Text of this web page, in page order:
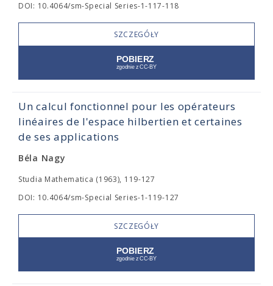
DOI: 10.4064/sm-Special Series-1-117-118
SZCZEGÓŁY
Un calcul fonctionnel pour les opérateurs
linéaires de l'espace hilbertien et certaines
de ses applications
Béla Nagy
Studia Mathematica (1963), 119-127
DOI: 10.4064/sm-Special Series-1-119-127
SZCZEGÓŁY